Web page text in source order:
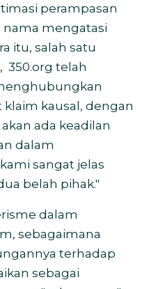
perampasan
nama mengatasi
itu, salah satu
350.org telah
kausal, dengan
ada keadilan
dalam
sangat jelas
belah pihak."
dalam
sebagaimana
terhadap
sebagai